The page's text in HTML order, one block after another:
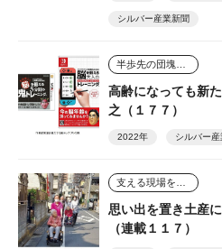
シルバー産業新聞
高齢になっても新
之（１７７）
2022年 シルバー産
思い出を置き土産
（連載１１７）